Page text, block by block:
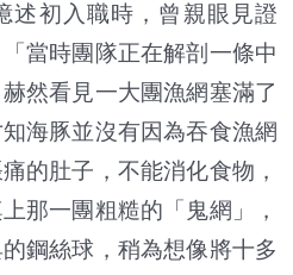
述初入職時，曾親眼見證
當時團隊正在解剖一條中
然看見一大團漁網塞滿了
海豚並沒有因為吞食漁網
的肚子，不能消化食物，
那一團粗糙的「鬼網」，
鋼絲球，稍為想像將十多